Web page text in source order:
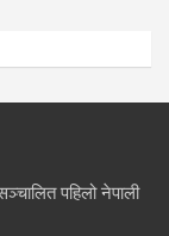
पहिलो नेपाली